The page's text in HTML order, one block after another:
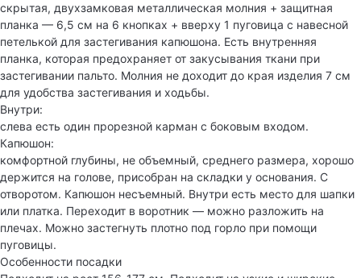
скрытая, двухзамковая металлическая молния + защитная
планка — 6,5 см на 6 кнопках + вверху 1 пуговица с навесной
петелькой для застегивания капюшона. Есть внутренняя
планка, которая предохраняет от закусывания ткани при
застегивании пальто. Молния не доходит до края изделия 7 см
для удобства застегивания и ходьбы.
Внутри:
слева есть один прорезной карман с боковым входом.
Капюшон:
комфортной глубины, не объемный, среднего размера, хорошо
держится на голове, присобран на складки у основания. С
отворотом. Капюшон несъемный. Внутри есть место для шапки
или платка. Переходит в воротник — можно разложить на
плечах. Можно застегнуть плотно под горло при помощи
пуговицы.
Особенности посадки